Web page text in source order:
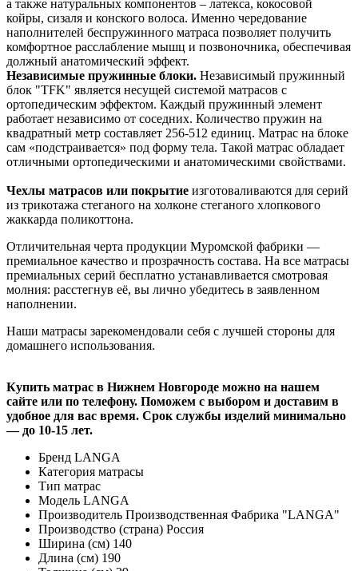
а также натуральных компонентов – латекса, кокосовой
койры, сизаля и конского волоса. Именно чередование
наполнителей беспружинного матраса позволяет получить
комфортное расслабление мышц и позвоночника, обеспечивая
должный анатомический эффект.
Независимые пружинные блоки. Независимый пружинный
блок "TFK" является несущей системой матрасов с
ортопедическим эффектом. Каждый пружинный элемент
работает независимо от соседних. Количество пружин на
квадратный метр составляет 256-512 единиц. Матрас на блоке
сам «подстраивается» под форму тела. Такой матрас обладает
отличными ортопедическими и анатомическими свойствами.
Чехлы матрасов или покрытие изготоваливаются для серий
из трикотажа стеганого на холконе стеганого хлопкового
жаккарда поликоттона.
Отличительная черта продукции Муромской фабрики —
премиальное качество и прозрачность состава. На все матрасы
премиальных серий бесплатно устанавливается смотровая
молния: расстегнув её, вы лично убедитесь в заявленном
наполнении.
Наши матрасы зарекомендовали себя с лучшей стороны для
домашнего использования.
Купить матрас в Нижнем Новгороде можно на нашем
сайте или по телефону. Поможем с выбором и доставим в
удобное для вас время. Срок службы изделий минимально
— до 10-15 лет.
Бренд LANGA
Категория матрасы
Тип матрас
Модель LANGA
Производитель Производственная Фабрика "LANGA"
Производство (страна) Россия
Ширина (см) 140
Длина (см) 190